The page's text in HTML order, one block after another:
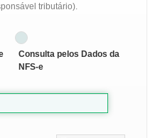
tributário).
Consulta pelos Dados da
NFS-e